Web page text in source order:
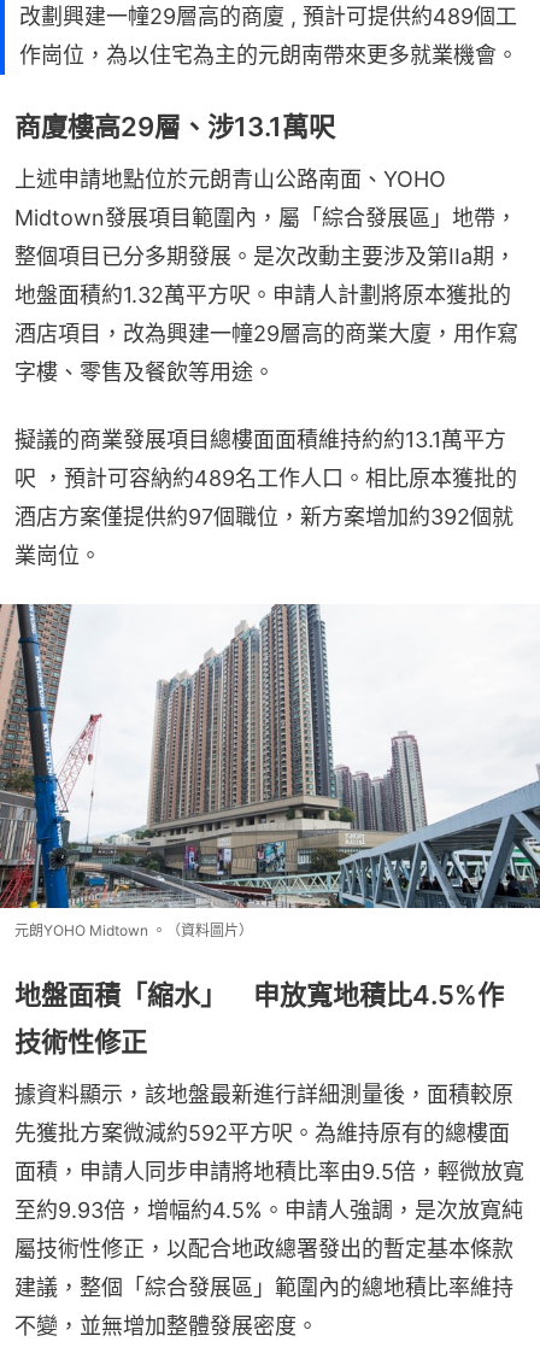
改劃興建一幢29層高的商廈 , 預計可提供約489個工
作崗位，為以住宅為主的元朗南帶來更多就業機會。
商廈樓高29層、涉13.1萬呎
上述申請地點位於元朗青山公路南面、YOHO
Midtown發展項目範圍內，屬「綜合發展區」地帶，
整個項目已分多期發展。是次改動主要涉及第IIa期，
地盤面積約1.32萬平方呎。申請人計劃將原本獲批的
酒店項目，改為興建一幢29層高的商業大廈，用作寫
字樓、零售及餐飲等用途。
擬議的商業發展項目總樓面面積維持約約13.1萬平方
呎 ，預計可容納約489名工作人口。相比原本獲批的
酒店方案僅提供約97個職位，新方案增加約392個就
業崗位。
元朗YOHO Midtown 。（資料圖片）
地盤面積「縮水」 申放寬地積比4.5%作
技術性修正
據資料顯示，該地盤最新進行詳細測量後，面積較原
先獲批方案微減約592平方呎。為維持原有的總樓面
面積，申請人同步申請將地積比率由9.5倍，輕微放寬
至約9.93倍，增幅約4.5%。申請人強調，是次放寬純
屬技術性修正，以配合地政總署發出的暫定基本條款
建議，整個「綜合發展區」範圍內的總地積比率維持
不變，並無增加整體發展密度。